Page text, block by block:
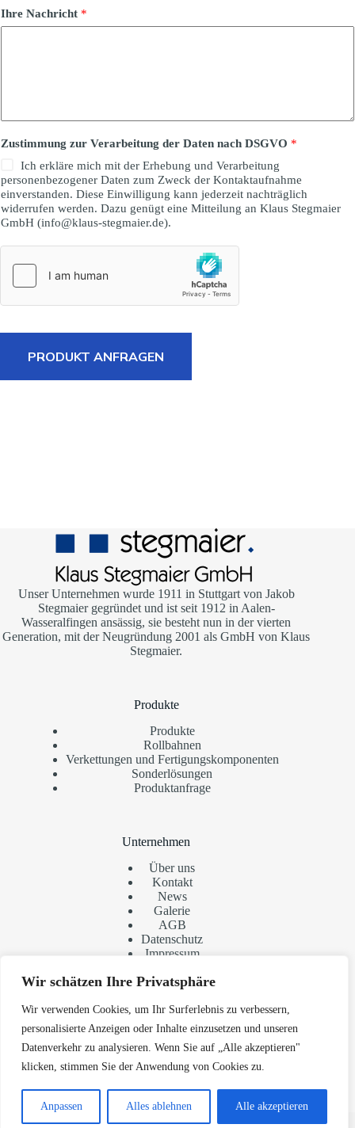
Wir schätzen Ihre Privatsphäre
Wir verwenden Cookies, um Ihr Surferlebnis zu verbessern,
personalisierte Anzeigen oder Inhalte einzusetzen und unseren
Datenverkehr zu analysieren. Wenn Sie auf „Alle akzeptieren"
klicken, stimmen Sie der Anwendung von Cookies zu.
Anpassen Alles ablehnen Alle akzeptieren
Ihre Nachricht *
Zustimmung zur Verarbeitung der Daten nach DSGVO *
Ich erkläre mich mit der Erhebung und Verarbeitung
personenbezogener Daten zum Zweck der Kontaktaufnahme
einverstanden. Diese Einwilligung kann jederzeit nachträglich
widerrufen werden. Dazu genügt eine Mitteilung an Klaus Stegmaier
GmbH (info@klaus-stegmaier.de).
PRODUKT ANFRAGEN
Unser Unternehmen wurde 1911 in Stuttgart von Jakob
Stegmaier gegründet und ist seit 1912 in Aalen-
Wasseralfingen ansässig, sie besteht nun in der vierten
Generation, mit der Neugründung 2001 als GmbH von Klaus
Stegmaier.
Produkte
Produkte
Rollbahnen
Verkettungen und Fertigungskomponenten
Sonderlösungen
Produktanfrage
Unternehmen
Über uns
Kontakt
News
Galerie
AGB
Datenschutz
Impressum
Kontaktieren Sie uns
Klaus Stegmaier GmbH
Geschwister-Schabel-Str. 11
73433 Aalen
Phone:+49 (0) 7361 / 975244
E-Mail:
info@klaus-stegmaier.de